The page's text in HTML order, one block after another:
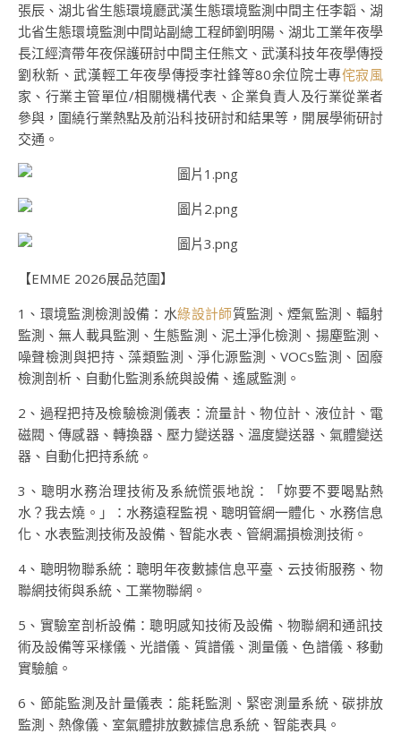
張辰、湖北省生態環境廳武漢生態環境監測中間主任李韜、湖
北省生態環境監測中間站副總工程師劉明陽、湖北工業年夜學
長江經濟帶年夜保護研討中間主任熊文、武漢科技年夜學傳授
劉秋新、武漢輕工年夜學傳授李社鋒等80余位院士專侘寂風
家、行業主管單位/相關機構代表、企業負責人及行業從業者
參與，圍繞行業熱點及前沿科技研討和結果等，開展學術研討
交通。
【EMME 2026展品范圍】
1、環境監測檢測設備：水綠設計師質監測、煙氣監測、輻射
監測、無人載具監測、生態監測、泥土淨化檢測、揚塵監測、
噪聲檢測與把持、藻類監測、淨化源監測、VOCs監測、固廢
檢測剖析、自動化監測系統與設備、遙感監測。
2、過程把持及檢驗檢測儀表：流量計、物位計、液位計、電
磁閥、傳感器、轉換器、壓力變送器、溫度變送器、氣體變送
器、自動化把持系統。
3、聰明水務治理技術及系統慌張地說：「妳要不要喝點熱
水？我去燒。」：水務遠程監視、聰明管網一體化、水務信息
化、水表監測技術及設備、智能水表、管網漏損檢測技術。
4、聰明物聯系統：聰明年夜數據信息平臺、云技術服務、物
聯網技術與系統、工業物聯網。
5、實驗室剖析設備：聰明感知技術及設備、物聯網和通訊技
術及設備等采樣儀、光譜儀、質譜儀、測量儀、色譜儀、移動
實驗艙。
6、節能監測及計量儀表：能耗監測、緊密測量系統、碳排放
監測、熱像儀、室氣體排放數據信息系統、智能表具。